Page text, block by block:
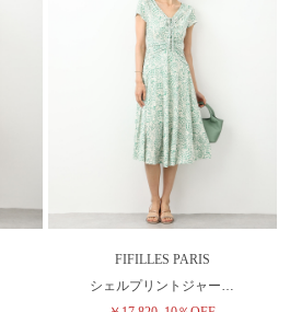
FIFILLES PARIS
シェルプリントジャー…